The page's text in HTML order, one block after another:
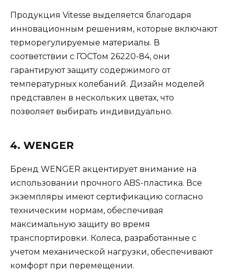
Продукция Vitesse выделяется благодаря
инновационным решениям, которые включают
терморегулируемые материалы. В
соответствии с ГОСТом 26220-84, они
гарантируют защиту содержимого от
температурных колебаний. Дизайн моделей
представлен в нескольких цветах, что
позволяет выбирать индивидуально.
4. WENGER
Бренд WENGER акцентирует внимание на
использовании прочного ABS-пластика. Все
экземпляры имеют сертификацию согласно
техническим нормам, обеспечивая
максимальную защиту во время
транспортировки. Колеса, разработанные с
учетом механической нагрузки, обеспечивают
комфорт при перемещении.